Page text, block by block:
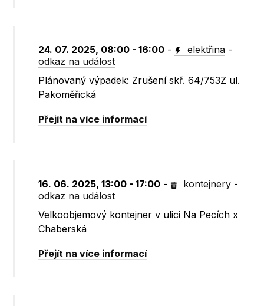
24. 07. 2025, 08:00 - 16:00 - elektřina -
odkaz na událost
Plánovaný výpadek: Zrušení skř. 64/753Z ul.
Pakoměřická
Přejít na více informací
16. 06. 2025, 13:00 - 17:00 - kontejnery -
odkaz na událost
Velkoobjemový kontejner v ulici Na Pecích x
Chaberská
Přejít na více informací